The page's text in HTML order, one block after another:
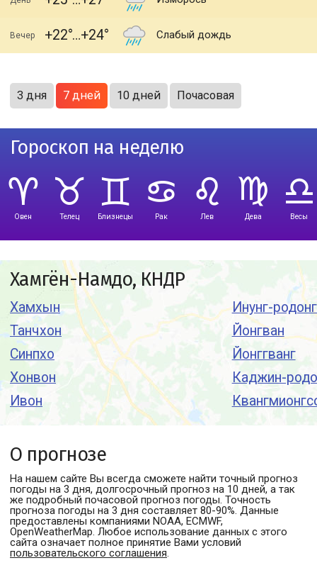
Вечер +22 +24 Слабый дождь
3 дня 7 дней 10 дней Почасовая
Гороскоп на неделю
Овен Телец Близнецы Рак Лев Дева Весы
Хамгён-Намдо, КНДР
Хамхын
Танчхон
Синпхо
Хонвон
Ивон
Инунг-
Йонгван
Йонггванг
Каджин-
О прогнозе
На нашем сайте Вы всегда сможете найти точный прогноз
погоды на 3 дня, долгосрочный прогноз на 10 дней, а так
же подробный почасовой прогноз погоды. Точность
прогноза погоды на 3 дня составляет 80-90%. Данные
предоставлены компаниями NOAA, ECMWF,
OpenWeatherMap. Любое использование данных с этого
сайта означает полное принятие Вами условий
пользовательского соглашения.